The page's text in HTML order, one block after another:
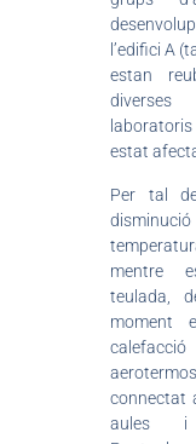
l’edifici A
estan
estat
Per tal
mentre
teulada,
moment
connectat
aules i